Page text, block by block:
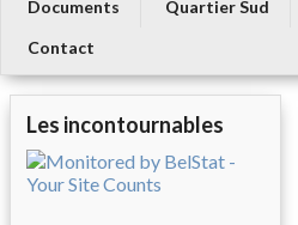
Documents Quartier Sud
Contact
Les incontournables